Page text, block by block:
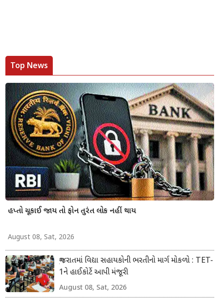
Top News
હપ્તો ચૂકાઈ જાય તો ફોન તુરંત લોક નહીં થાય
August 08, Sat, 2026
ગુજરાતમાં વિદ્યા સહાયકોની ભરતીનો માર્ગ મોકળો : TET-
1ને હાઈકોર્ટે આપી મંજૂરી
August 08, Sat, 2026